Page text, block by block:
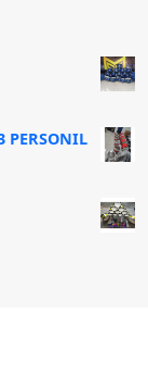
PERSONIL